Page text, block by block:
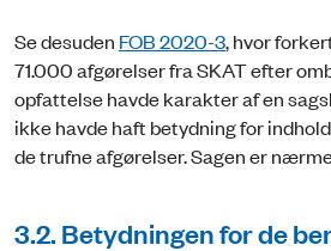
Se desuden FOB 2020-3, hvor
71.000 afgørelser fra SKAT efter
opfattelse havde karakter af en
ikke havde haft betydning for
de trufne afgørelser. Sagen er
3.2. Betydningen for de